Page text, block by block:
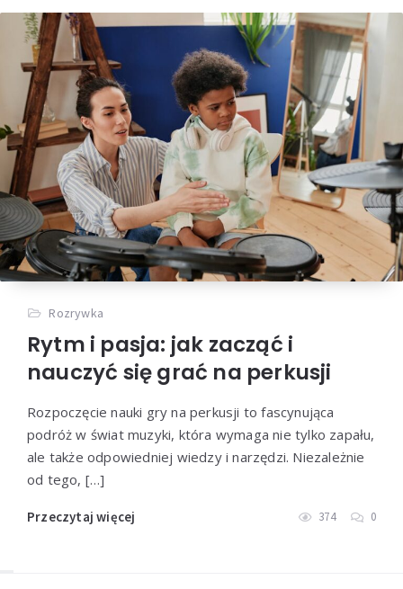
Rozrywka
Rytm i pasja: jak zacząć i
nauczyć się grać na perkusji
Rozpoczęcie nauki gry na perkusji to fascynująca
podróż w świat muzyki, która wymaga nie tylko zapału,
ale także odpowiedniej wiedzy i narzędzi. Niezależnie
od tego, […]
Przeczytaj więcej 374 0